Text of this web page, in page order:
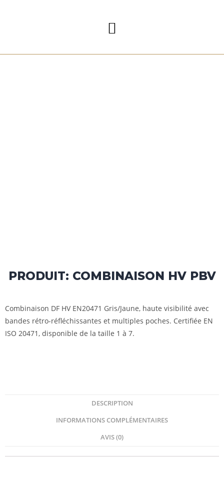
PRODUIT: COMBINAISON HV PBV
Combinaison DF HV EN20471 Gris/Jaune, haute visibilité avec
bandes rétro-réfléchissantes et multiples poches. Certifiée EN
ISO 20471, disponible de la taille 1 à 7.
DESCRIPTION
INFORMATIONS COMPLÉMENTAIRES
AVIS (0)